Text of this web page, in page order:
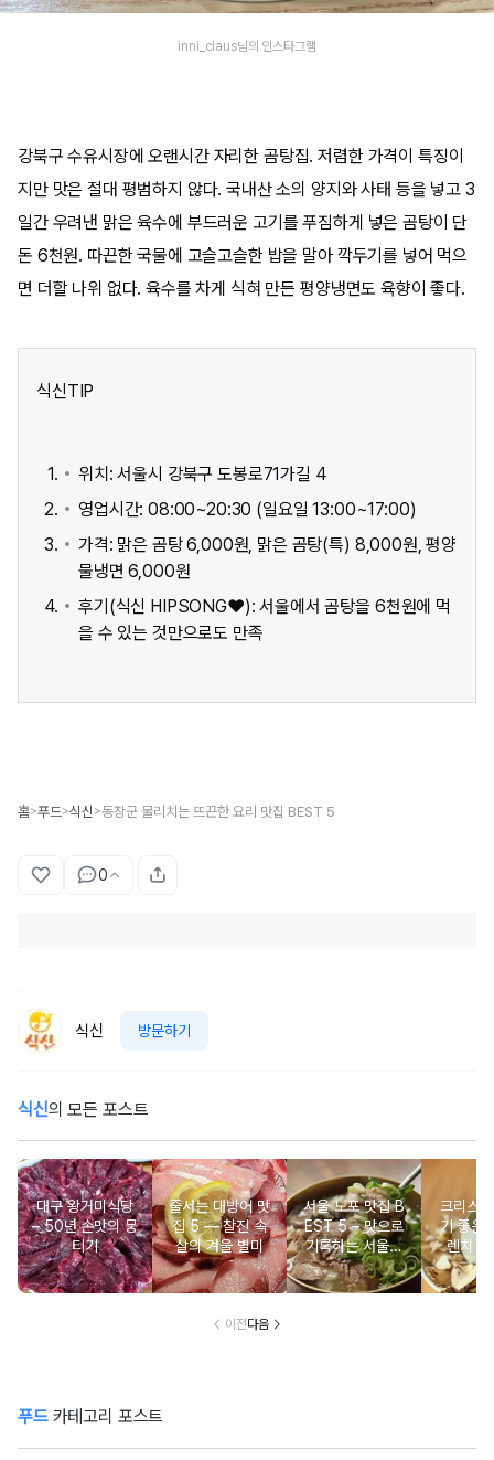
inni_claus님의 인스타그램
강북구 수유시장에 오랜시간 자리한 곰탕집. 저렴한 가격이 특징이
지만 맛은 절대 평범하지 않다. 국내산 소의 양지와 사태 등을 넣고 3
일간 우려낸 맑은 육수에 부드러운 고기를 푸짐하게 넣은 곰탕이 단
돈 6천원. 따끈한 국물에 고슬고슬한 밥을 말아 깍두기를 넣어 먹으
면 더할 나위 없다. 육수를 차게 식혀 만든 평양냉면도 육향이 좋다.
식신TIP
위치: 서울시 강북구 도봉로71가길 4
영업시간: 08:00~20:30 (일요일 13:00~17:00)
가격: 맑은 곰탕 6,000원, 맑은 곰탕(특) 8,000원, 평양
물냉면 6,000원
후기(식신 HIPSONG♥): 서울에서 곰탕을 6천원에 먹
을 수 있는 것만으로도 만족
홈>푸드>식신 >동장군 물리치는 뜨끈한 요리 맛집 BEST 5
0
식신 방문하기
식신의 모든 포스트
대구 왕거미식당
– 50년 손맛의 뭉
티기
줄서는 대방어 맛
집 5 ― 찰진 속
살의 겨울 별미
서울 노포 맛집 B
EST 5 – 맛으로
기록하는 서울의
시간
크리스
기 좋은
렌치
이전다음
푸드카테고리 포스트